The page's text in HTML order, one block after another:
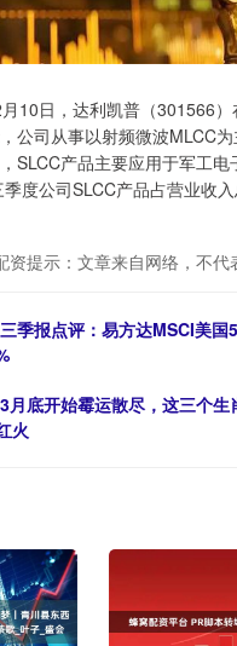
日，达利凯普（301566）
公司从事以射频微波MLCC
SLCC产品主要应用于军工电
度公司SLCC产品占营业收
资提示：文章来自网络，不代
季报点评：易方达MSCI美国
月底开始霉运散尽，这三个生
火